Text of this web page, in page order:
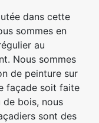
dans cette
sommes en
au
Nous sommes
de peinture sur
façade soit faite
bois, nous
sont des